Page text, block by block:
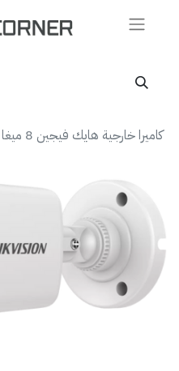
DS-2CD1083G0-IUF-B28 كاميرا خارجية هايك فيجين 8 ميغا